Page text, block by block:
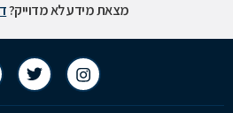
מצאת מידע לא מדוייק?